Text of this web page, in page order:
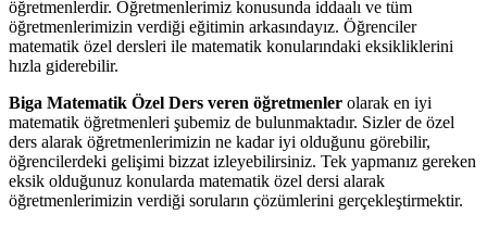
öğretmenlerdir. Öğretmenlerimiz konusunda iddaalı ve tüm
öğretmenlerimizin verdiği eğitimin arkasındayız. Öğrenciler
matematik özel dersleri ile matematik konularındaki eksikliklerini
hızla giderebilir.
Biga Matematik Özel Ders veren öğretmenler olarak en iyi
matematik öğretmenleri şubemiz de bulunmaktadır. Sizler de özel
ders alarak öğretmenlerimizin ne kadar iyi olduğunu görebilir,
öğrencilerdeki gelişimi bizzat izleyebilirsiniz. Tek yapmanız gereken
eksik olduğunuz konularda matematik özel dersi alarak
öğretmenlerimizin verdiği soruların çözümlerini gerçekleştirmektir.